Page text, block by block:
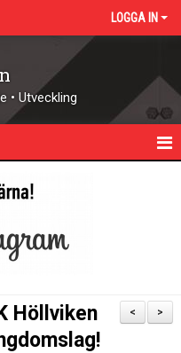
LOGGA IN
• Utveckling
>
<
Höllviken